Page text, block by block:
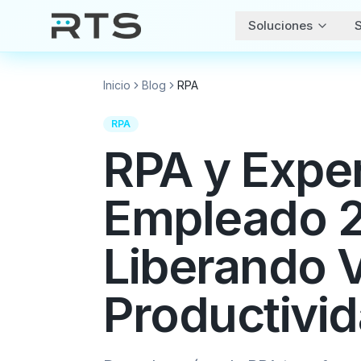
Soluciones
Inicio Blog RPA
RPA
RPA y
Empleado
Liberando